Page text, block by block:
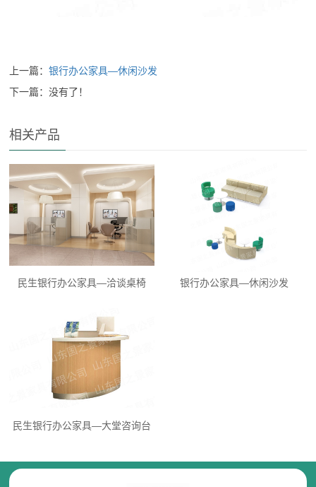
上一篇：银行办公家具—休闲沙发
下一篇：没有了！
相关产品
民生银行办公家具—洽谈桌椅 银行办公家具—休闲沙发
民生​银行办公家具—大堂咨询台